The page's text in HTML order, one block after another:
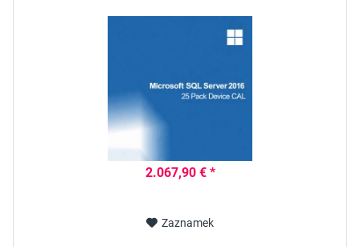
2.067,90 € *
Zaznamek